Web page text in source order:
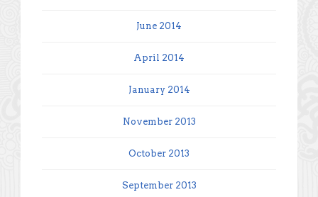
June 2014
April 2014
January 2014
November 2013
October 2013
September 2013